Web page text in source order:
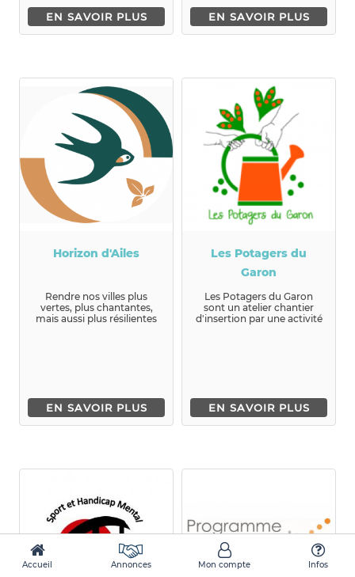
EN SAVOIR PLUS EN SAVOIR PLUS
Horizon d'Ailes
Rendre nos villes plus
vertes, plus chantantes,
mais aussi plus résilientes
EN SAVOIR PLUS
Les Potagers du
Garon
Les Potagers du Garon
sont un atelier chantier
d'insertion par une activité
EN SAVOIR PLUS
Accueil Annonces Mon compte Infos